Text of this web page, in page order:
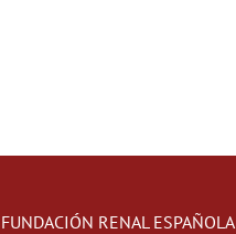
FUNDACIÓN RENAL ESPAÑOLA